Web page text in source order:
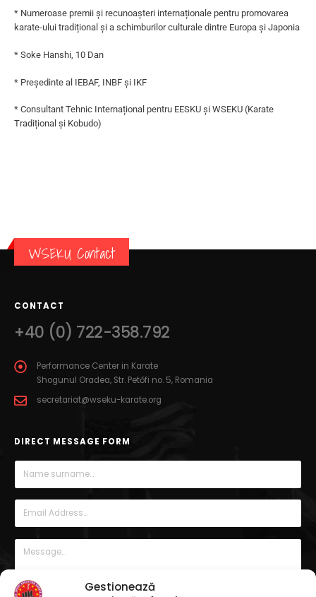
Gestionează
* Numeroase premii și recunoașteri internaționale pentru promovarea
karate-ului tradițional și a schimburilor culturale dintre Europa și Japonia
* Soke Hanshi, 10 Dan
* Președinte al IEBAF, INBF și IKF
* Consultant Tehnic Internațional pentru EESKU și WSEKU (Karate
Tradițional și Kobudo)
WSEKU Contact
CONTACT
+40 (0) 722-358.792
Performance Center in Karate
Shogunul Oradea, Str. Petőfi no. 5, Romania
secretariat@wseku-karate.org
DIRECT MESSAGE FORM